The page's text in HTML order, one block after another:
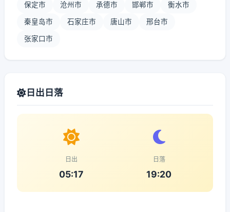
保定市 沧州市 承德市 邯郸市 衡水市
秦皇岛市 石家庄市 唐山市 邢台市
张家口市
日出日落
日出
05:17
日落
19:20